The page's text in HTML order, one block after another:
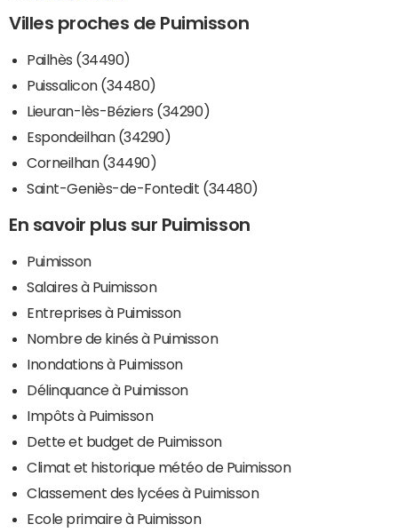
Villes proches de Puimisson
Pailhès (34490)
Puissalicon (34480)
Lieuran-lès-Béziers (34290)
Espondeilhan (34290)
Corneilhan (34490)
Saint-Geniès-de-Fontedit (34480)
En savoir plus sur Puimisson
Puimisson
Salaires à Puimisson
Entreprises à Puimisson
Nombre de kinés à Puimisson
Inondations à Puimisson
Délinquance à Puimisson
Impôts à Puimisson
Dette et budget de Puimisson
Climat et historique météo de Puimisson
Classement des lycées à Puimisson
Ecole primaire à Puimisson